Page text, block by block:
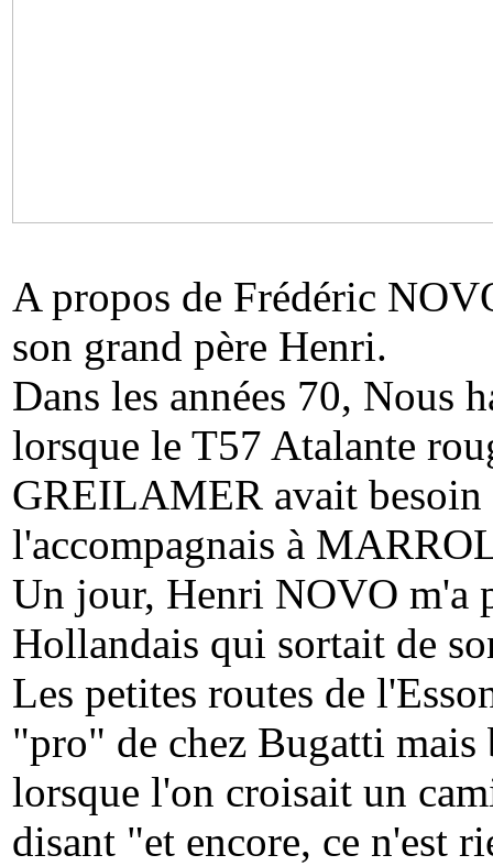
A propos de Frédéric
son grand père Henri.
Dans les années 70, Nous
lorsque le T57 Atalante
GREILAMER avait besoin
l'accompagnais à
Un jour, Henri NOVO m'a
Hollandais qui sortait de
Les petites routes de
"pro" de chez Bugatti
lorsque l'on croisait un
disant "et encore, ce n'est